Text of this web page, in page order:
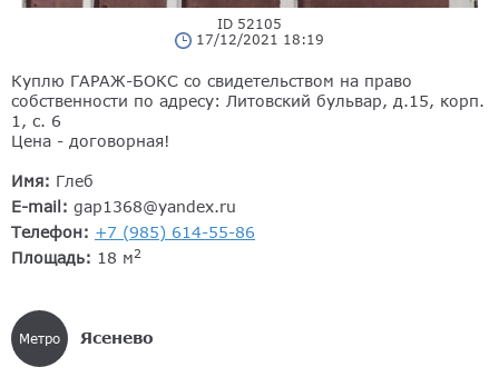
ID 52105
17/12/2021 18:19
Куплю ГАРАЖ-БОКС со свидетельством на право
собственности по адресу: Литовский бульвар, д.15, корп.
1, с. 6
Цена - договорная!
Имя: Глеб
E-mail: gap1368@yandex.ru
Телефон: +7 (985) 614-55-86
Площадь: 18 м2
Метро Ясенево